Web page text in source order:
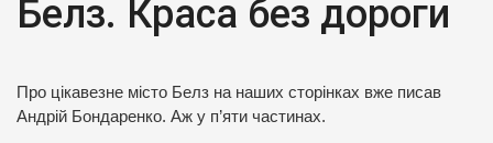
Белз. Краса без дороги
Про цікавезне місто Белз на наших сторінках вже писав
Андрій Бондаренко. Аж у п’яти частинах.